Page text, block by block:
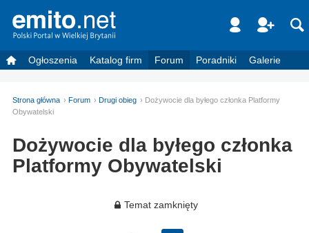
Ogłoszenia Katalog firm Forum Poradniki Galerie
Strona główna Forum Drugi obieg
Dożywocie dla byłego członka Platformy
Obywatelski
Dożywocie dla byłego członka
Platformy Obywatelski
Temat zamknięty